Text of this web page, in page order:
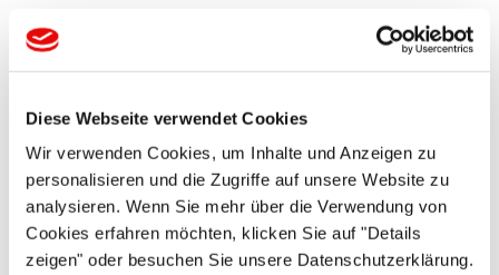
Diese Webseite verwendet Cookies
Wir verwenden Cookies, um Inhalte und Anzeigen zu
personalisieren und die Zugriffe auf unsere Website zu
analysieren. Wenn Sie mehr über die Verwendung von
Cookies erfahren möchten, klicken Sie auf "Details
zeigen" oder besuchen Sie unsere Datenschutzerklärung.